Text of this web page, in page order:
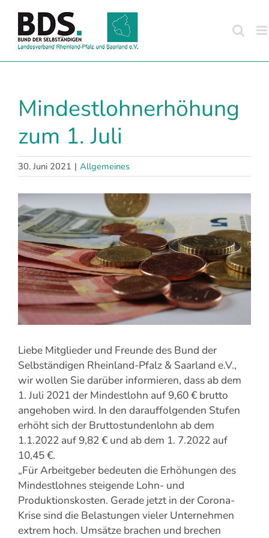
Inhalt
springen
Mindestlohnerhöhung
zum 1. Juli
30. Juni 2021 | Allgemeines
Zeige
grösseres
Bild
Liebe Mitglieder und Freunde des Bund der
Selbständigen Rheinland-Pfalz & Saarland e.V.,
wir wollen Sie darüber informieren, dass ab dem
1. Juli 2021 der Mindestlohn auf 9,60 € brutto
angehoben wird. In den darauffolgenden Stufen
erhöht sich der Bruttostundenlohn ab dem
1.1.2022 auf 9,82 € und ab dem 1. 7.2022 auf
10,45 €.
„Für Arbeitgeber bedeuten die Erhöhungen des
Mindestlohnes steigende Lohn- und
Produktionskosten. Gerade jetzt in der Corona-
Krise sind die Belastungen vieler Unternehmen
extrem hoch. Umsätze brachen und brechen